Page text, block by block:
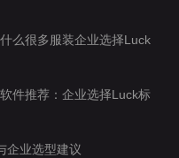
么很多服装企业选择Luck
件推荐：企业选择Luck标
企业选型建议